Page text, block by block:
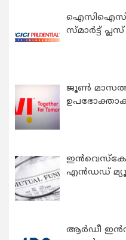
സ്മാർട്ട് പ്ലസ്
ജൂൺ
ഇന്‍വെസ്കോ
എന്‍ഡഡ്
ആർഡീ